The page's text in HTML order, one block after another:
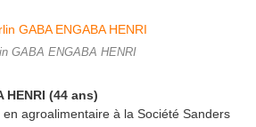
GABA ENGABA HENRI
HENRI (44 ans)
agroalimentaire à la Société Sanders